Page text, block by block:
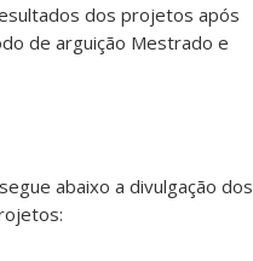
dos projetos após
de arguição Mestrado e
abaixo a divulgação dos